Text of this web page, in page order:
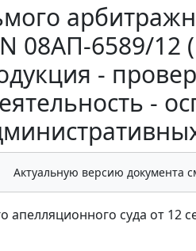
08АП-6589/
-
-
Актуальную версию документа
суда от 12